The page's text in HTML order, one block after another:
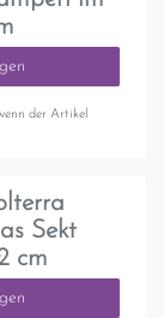
der Artikel
Sekt
cm